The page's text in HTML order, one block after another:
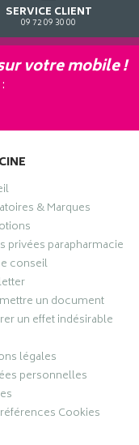
SERVICE CLIENT
09 72 09 30 00
votre mobile !
& Marques
privées parapharmacie
conseil
un document
un effet indésirable
légales
personnelles
Cookies